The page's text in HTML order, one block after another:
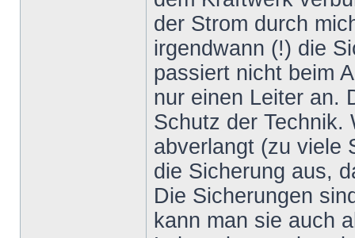
der Strom durch
irgendwann (!) die
passiert nicht beim
nur einen Leiter an.
Schutz der Technik.
abverlangt (zu viele
die Sicherung aus,
Die Sicherungen
kann man sie auch